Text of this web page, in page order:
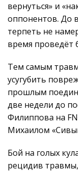
вернуться» и
оппонентов. До
терпеть не
время проведёт
Тем самым
усугубить
прошлым
две недели до
Филиппова на
Михаилом
Бой на голых
рецидив